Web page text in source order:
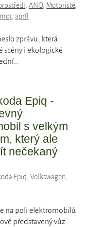
,ANO, Motoristé,
,apríl
zprávu, která
scény i ekologické
Epiq -
s velkým
který ale
nečekaný
Epiq,Volkswagen,
na poli elektromobilů
představený vůz